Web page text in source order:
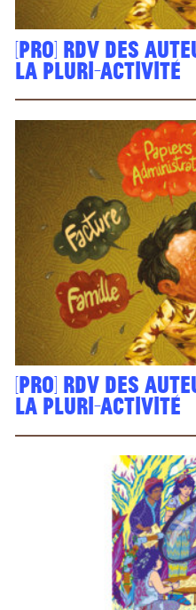
[PRO] Rdv des
la pluri-activité
[PRO] Rdv des
la pluri-activité